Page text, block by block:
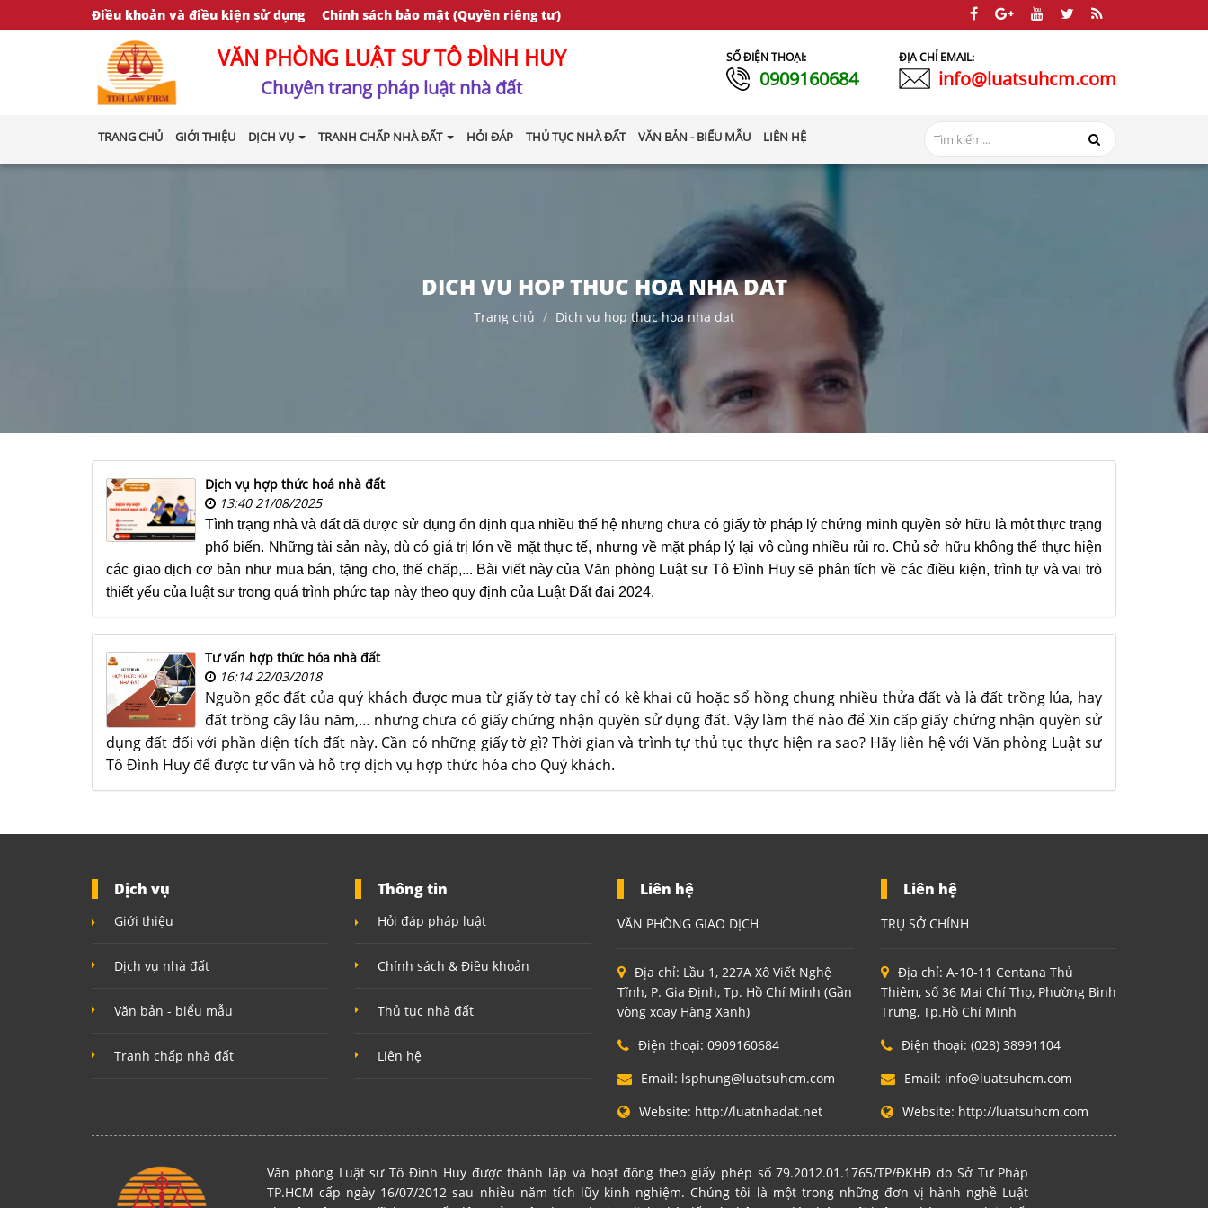
Điều khoản và điều kiện sử dụng Chính sách bảo mật (Quyền riêng tư)
VĂN PHÒNG LUẬT SƯ TÔ ĐÌNH HUY
Chuyên trang pháp luật nhà đất
SỐ ĐIỆN THOẠI:
0909160684
ĐỊA CHỈ EMAIL:
info@luatsuhcm.com
TRANG CHỦ GIỚI THIỆU DỊCH VỤ TRANH CHẤP NHÀ ĐẤT HỎI ĐÁP THỦ TỤC NHÀ ĐẤT VĂN BẢN - BIỂU MẪU LIÊN HỆ
DICH VU HOP THUC HOA NHA DAT
Trang chủ Dich vu hop thuc hoa nha dat
Dịch vụ hợp thức hoá nhà đất
13:40 21/08/2025
Tình trạng nhà và đất đã được sử dụng ổn định qua nhiều thế hệ nhưng chưa có giấy tờ pháp lý chứng minh quyền sở hữu là một thực trạng
phổ biến. Những tài sản này, dù có giá trị lớn về mặt thực tế, nhưng về mặt pháp lý lại vô cùng nhiều rủi ro. Chủ sở hữu không thể thực hiện
các giao dịch cơ bản như mua bán, tặng cho, thế chấp,... Bài viết này của Văn phòng Luật sư Tô Đình Huy sẽ phân tích về các điều kiện, trình tự và vai trò
thiết yếu của luật sư trong quá trình phức tạp này theo quy định của Luật Đất đai 2024.
Tư vấn hợp thức hóa nhà đất
16:14 22/03/2018
Nguồn gốc đất của quý khách được mua từ giấy tờ tay chỉ có kê khai cũ hoặc sổ hồng chung nhiều thửa đất và là đất trồng lúa, hay
đất trồng cây lâu năm,… nhưng chưa có giấy chứng nhận quyền sử dụng đất. Vậy làm thế nào để Xin cấp giấy chứng nhận quyền sử
dụng đất đối với phần diện tích đất này. Cần có những giấy tờ gì? Thời gian và trình tự thủ tục thực hiện ra sao? Hãy liên hệ với Văn phòng Luật sư
Tô Đình Huy để được tư vấn và hỗ trợ dịch vụ hợp thức hóa cho Quý khách.
Dịch vụ
Giới thiệu
Dịch vụ nhà đất
Văn bản - biểu mẫu
Tranh chấp nhà đất
Thông tin
Hỏi đáp pháp luật
Chính sách & Điều khoản
Thủ tục nhà đất
Liên hệ
Liên hệ
VĂN PHÒNG GIAO DỊCH
Địa chỉ: Lầu 1, 227A Xô Viết Nghệ
Tĩnh, P. Gia Định, Tp. Hồ Chí Minh (Gần
vòng xoay Hàng Xanh)
Điện thoại: 0909160684
Email: lsphung@luatsuhcm.com
Website: http://luatnhadat.net
Liên hệ
TRỤ SỞ CHÍNH
Địa chỉ: A-10-11 Centana Thủ
Thiêm, số 36 Mai Chí Thọ, Phường Bình
Trưng, Tp.Hồ Chí Minh
Điện thoại: (028) 38991104
Email: info@luatsuhcm.com
Website: http://luatsuhcm.com
Văn phòng Luật sư Tô Đình Huy được thành lập và hoạt động theo giấy phép số 79.2012.01.1765/TP/ĐKHĐ do Sở Tư Pháp
TP.HCM cấp ngày 16/07/2012 sau nhiều năm tích lũy kinh nghiệm. Chúng tôi là một trong những đơn vị hành nghề Luật